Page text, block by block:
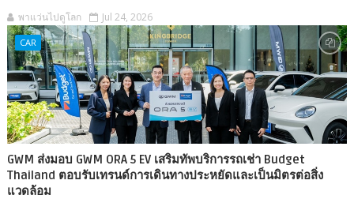
พาแว่นไปดูโลก Jul 24, 2026
CAR
GWM ส่งมอบ GWM ORA 5 EV เสริมทัพบริการรถเช่า Budget
Thailand ตอบรับเทรนด์การเดินทางประหยัดและเป็นมิตรต่อสิ่ง
แวดล้อม